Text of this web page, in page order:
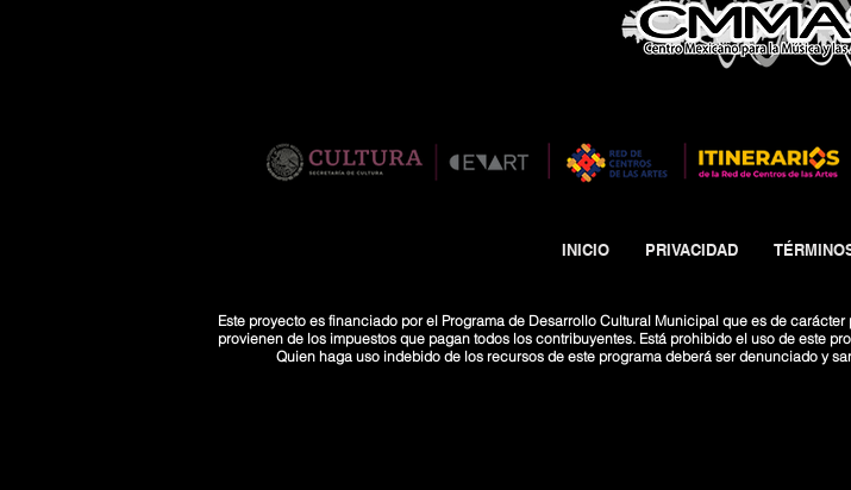
INICIO PRIVACIDAD
Este proyecto es financiado por el Programa de Desarrollo Cultural Municipal que es de
provienen de los impuestos que pagan todos los contribuyentes. Está prohibido el uso de este
Quien haga uso indebido de los recursos de este programa deberá ser denunciado y